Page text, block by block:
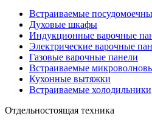
Встраиваемые
Духовые шкафы
Индукционные варочные
Электрические варочные
Газовые варочные панели
Встраиваемые
Кухонные вытяжки
Встраиваемые холодильники
Отдельностоящая техника